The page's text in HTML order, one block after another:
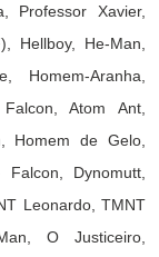
Professor Xavier,
Hellboy, He-Man,
Homem-Aranha,
Atom Ant,
Homem de Gelo,
Dynomutt,
Leonardo, TMNT
O Justiceiro,